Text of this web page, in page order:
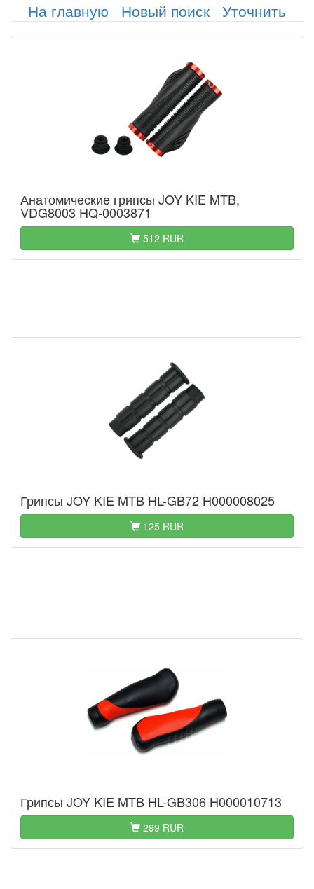
На главную Новый поиск Уточнить
Анатомические грипсы JOY KIE MTB,
VDG8003 HQ-0003871
512 RUR
Грипсы JOY KIE MTB HL-GB72 H000008025
125 RUR
Грипсы JOY KIE MTB HL-GB306 H000010713
299 RUR